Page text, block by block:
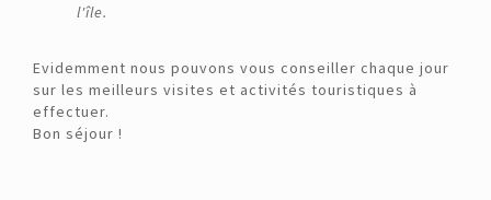
l'île.
Evidemment nous pouvons vous conseiller chaque jour
sur les meilleurs visites et activités touristiques à
effectuer.
Bon séjour !